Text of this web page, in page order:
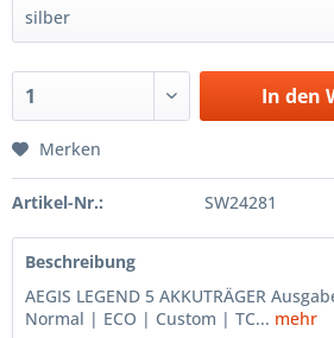
In den
Merken
Artikel-Nr.: SW24281
Beschreibung
AEGIS LEGEND 5 AKKUTRÄGER
Normal | ECO | Custom | TC... mehr